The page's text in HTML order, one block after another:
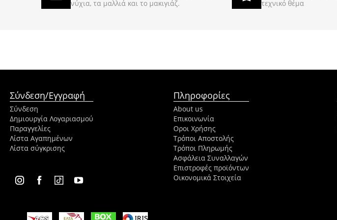
νύχια, τα μαλλιά και το μακιγιάζ.
τεχνικό θέμα
Σύνδεση/Εγγραφή
Σύνδεση
Δημιουργία Λογαριασμού
Παραγγελίες
Λίστα Αγαπημένων
Λίστα σύγκρισης
Πληροφορίες
About us
Επικοινωνία
Οροι Χρήσης
Τρόποι Αποστολής
Τρόποι Πληρωμής
Ασφάλεια Συναλλαγών
Επιστροφές προϊόντων
Οικονομικά Στοιχεία